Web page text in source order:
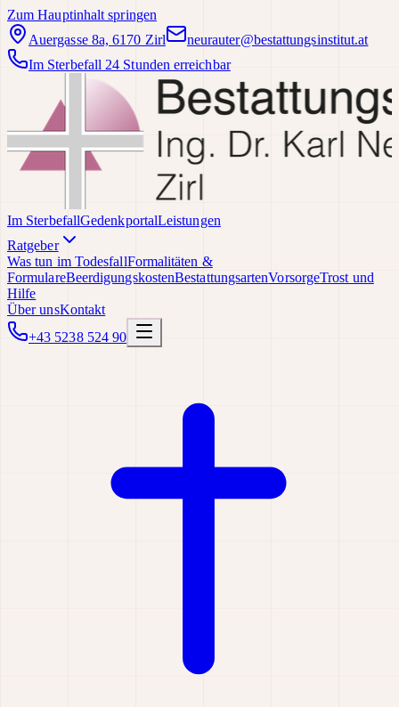
Zum Hauptinhalt springen
Auergasse 8a, 6170 Zirl
neurauter@bestattungsinstitut.at
Im Sterbefall 24 Stunden erreichbar
Im SterbefallGedenkportalLeistungen
Ratgeber
Was tun im TodesfallFormalitäten &
FormulareBeerdigungskostenBestattungsartenVorsorgeTrost und
Hilfe
Über unsKontakt
+43 5238 524 90